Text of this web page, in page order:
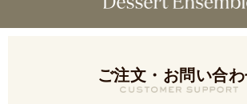
ご注文・お問い合